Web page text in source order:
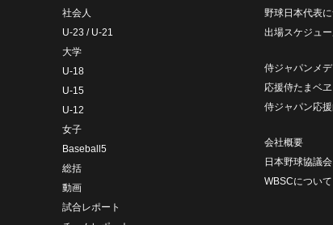
社会人
U-23 / U-21
大学
U-18
U-15
U-12
女子
Baseball5
総括
動画
試合レポート
野球日本代表
出場スケジュ
侍ジャパンメ
応援侍たまベヱ
侍ジャパン応
会社概要
日本野球協議会
WBSCについて